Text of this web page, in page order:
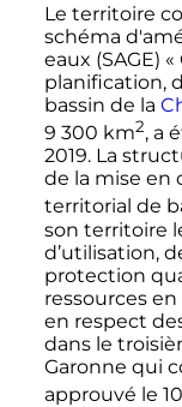
Le territoire
schéma
eaux (SAGE) «
planification,
bassin de la
9 300 km2, a
2019. La
de la mise
territorial de
son territoire
d’utilisation,
protection
ressources en
en respect
dans le
Garonne qui
approuvé le